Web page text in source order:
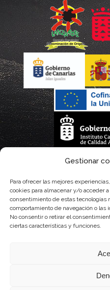
Gestionar
Para ofrecer las mejores
cookies para almacenar y/o acceder
consentimiento de estas tecnologías
comportamiento de navegación o
No consentir o retirar el
ciertas características y funciones.
La gestión de la DOP Lanzarote
con fondos provenientes del
Calidad